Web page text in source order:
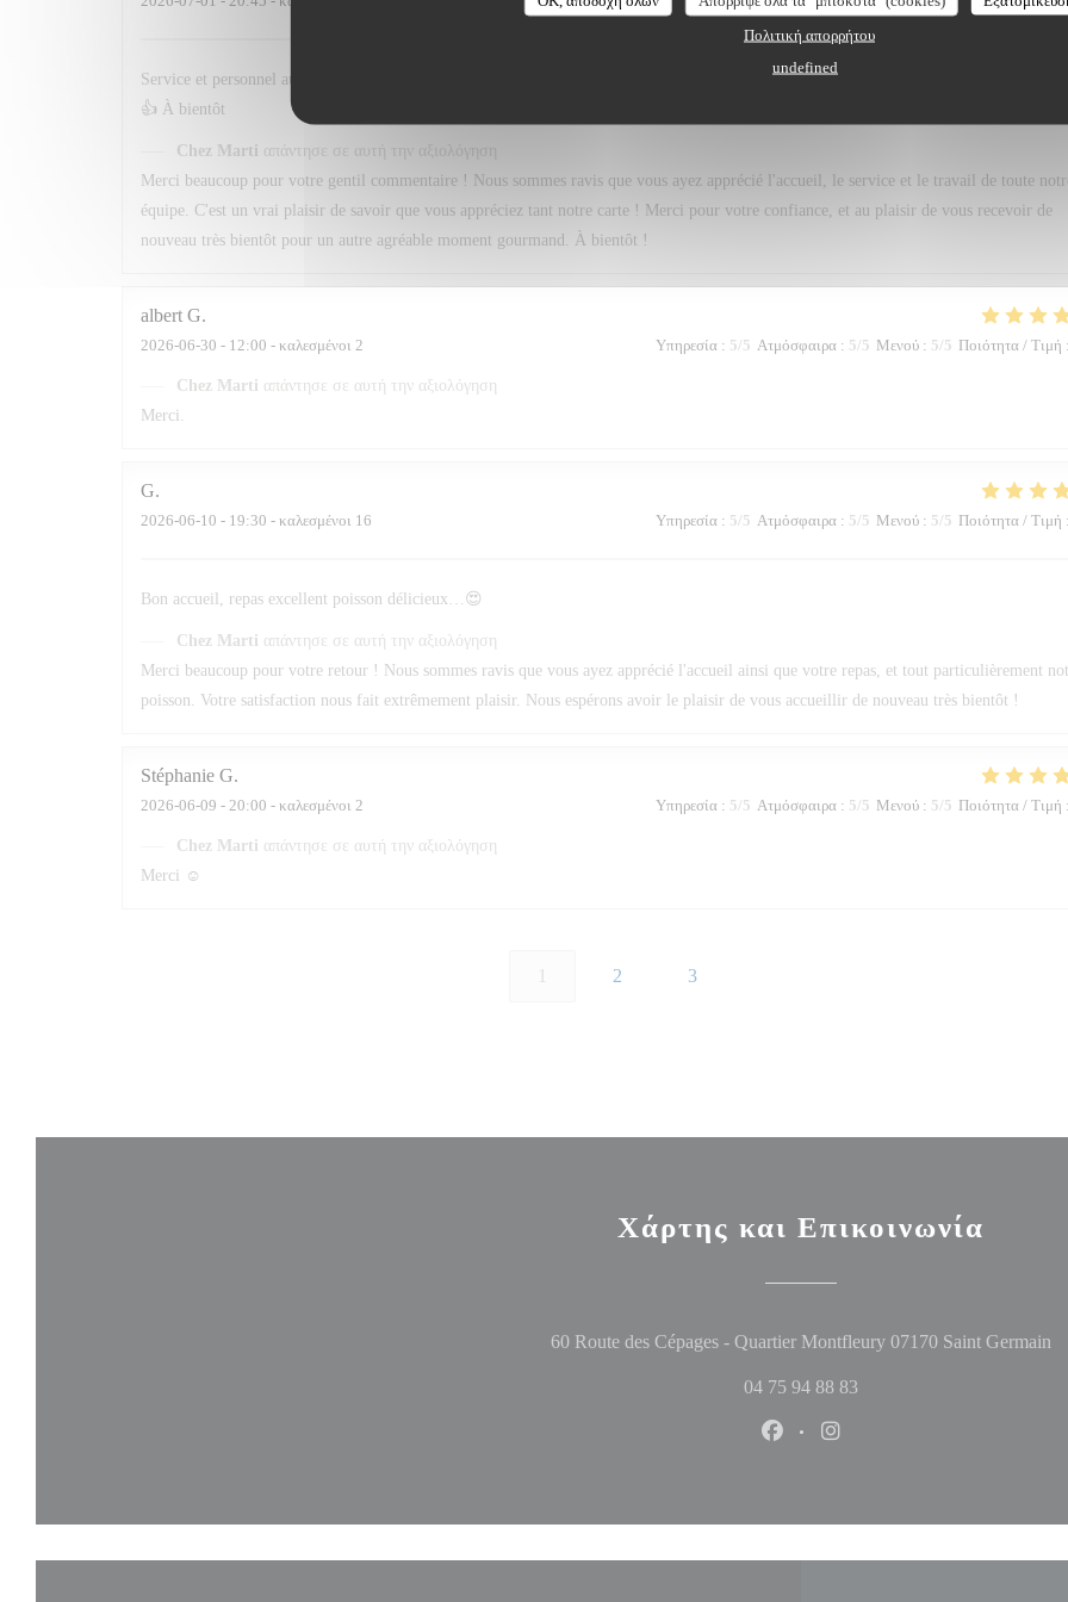
Πολιτική απορρήτου
undefined
Service et personnel au top . Quand au menu le choix est toujours très difficile , Tant de bonne préparation à déguster . Merci pour ce
👍 À bientôt
Chez Marti απάντησε σε αυτή την αξιολόγηση
Merci beaucoup pour votre gentil commentaire ! Nous sommes ravis que vous ayez apprécié l'accueil, le service et le travail de toute
équipe. C'est un vrai plaisir de savoir que vous appréciez tant notre carte ! Merci pour votre confiance, et au plaisir de vous recevoir de
nouveau très bientôt pour un autre agréable moment gourmand. À bientôt !
albert G
2026-06-30 - 12:00 - καλεσμένοι 2 Υπηρεσία: 5/5 Ατμόσφαιρα: 5/5 Μενού: 5/5 Ποιότητα / Τιμή :
Chez Marti απάντησε σε αυτή την αξιολόγηση
Merci.
G
2026-06-10 - 19:30 - καλεσμένοι 16 Υπηρεσία: 5/5 Ατμόσφαιρα: 5/5 Μενού: 5/5 Ποιότητα / Τιμή :
Bon accueil, repas excellent poisson délicieux…😍
Chez Marti απάντησε σε αυτή την αξιολόγηση
Merci beaucoup pour votre retour ! Nous sommes ravis que vous ayez apprécié l'accueil ainsi que votre repas, et tout particulièrement
poisson. Votre satisfaction nous fait extrêmement plaisir. Nous espérons avoir le plaisir de vous accueillir de nouveau très bientôt !
Stéphanie G
2026-06-09 - 20:00 - καλεσμένοι 2 Υπηρεσία: 5/5 Ατμόσφαιρα: 5/5 Μενού: 5/5 Ποιότητα / Τιμή :
Chez Marti απάντησε σε αυτή την αξιολόγηση
Merci ☺️
1 2 3
Χάρτης και Επικοινωνία
60 Route des Cépages - Quartier Montfleury 07170 Saint Germain
04 75 94 88 83
Facebook ((ανοίγει σε νέο